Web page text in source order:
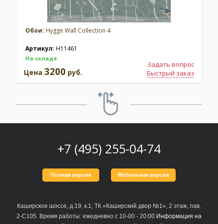
Обои: Hygge Wall Collection 4
Артикул: H11461
На складе
Задать вопрос
Быстрый заказ
Цена 3200 руб.
+7 (495) 255-04-74
Полная версия Мобильная версия
Каширское шоссе, д.19, к.1, ТК «Каширский двор №1», 2 этаж, пав.
2-С105. Время работы: ежедневно с 10-00 - 20:00 Информация на